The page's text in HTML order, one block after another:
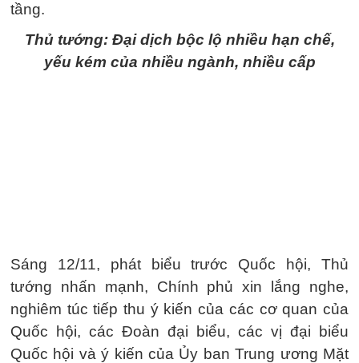
tầng.
Thủ tướng: Đại dịch bộc lộ nhiều hạn chế,
yếu kém của nhiều ngành, nhiều cấp
Sáng 12/11, phát biểu trước Quốc hội, Thủ
tướng nhấn mạnh, Chính phủ xin lắng nghe,
nghiêm túc tiếp thu ý kiến của các cơ quan của
Quốc hội, các Đoàn đại biểu, các vị đại biểu
Quốc hội và ý kiến của Ủy ban Trung ương Mặt